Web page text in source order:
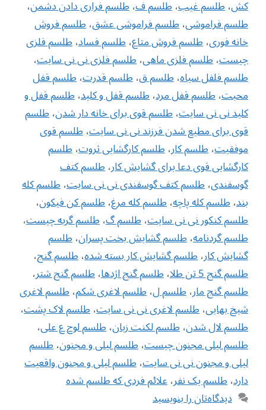
کش،طلسم غیب،طلسم ف،طلسم فراری دادن دشمن،
طلسم فراموشی،طلسم فراموشی عشق،طلسم فروش
خانه فوری،طلسم فروش متاع،طلسم فساد،طلسم فلزی
چیست،طلسم فلزی ماهی،طلسم فلزی نی نی سایت،
طلسم فلفل سیاه،طلسم ق،طلسم قدرت،طلسم قفل
محبت،طلسم قفل مرد،طلسم قفل و کلید،طلسم قفل و
کلید نی نی سایت،طلسم قوی برای خانه دار شدن،طلسم
قوی برای مطیع شدن فرزند نی نی سایت،طلسم قوی
موفقیت،طلسم کار،طلسم کارگشایی ثروت،طلسم
کارگشایی قوی دعا برای گشایش کار،طلسم کتف
گوسفندی،طلسم کتف گوسفندی نی نی سایت،طلسم کله
بند،طلسم کله پاچه،طلسم کله مرغ،طلسم کن فیکون،
طلسم کنکور نی نی سایت،طلسم گ،طلسم گربه چیست،
طلسم گردنامه،طلسم گشایش بخت پسران،طلسم
گشایش کار،طلسم گشایش کار بسته شده،طلسم گنج،
طلسم گنج 5 تن طلا
،طلسم گنج اژدها،طلسم گنج شتر،
طلسم گنج مار،طلسم ل،طلسم لاغری شکم،طلسم لاغری
شیخ بهایی،طلسم لاغری نی نی سایت،طلسم لاک پشت،
طلسم لال شدن،طلسم لکنت زبان،طلسم لوح ع علی،
طلسم لیلی مجنون چیست،طلسم لیلی و مجنون،طلسم
لیلی و مجنون نی نی سایت،طلسم لیلی و مجنون واقعیت
دارد،طلسم یک نفر،علائم فردی که طلسم شده
دیدگاه‌تان را بنویسید